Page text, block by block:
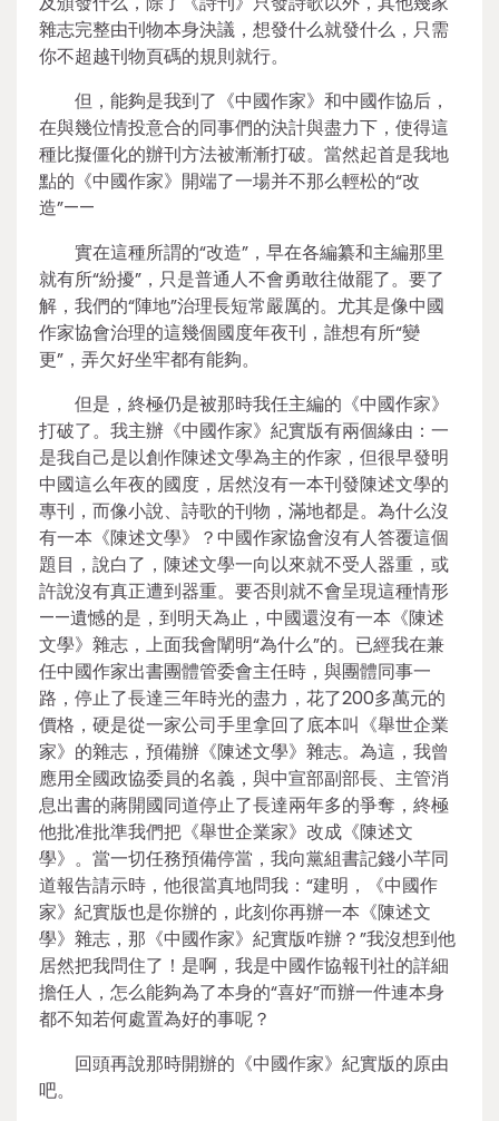
雜志完整由刊物本身決議，想發什么就發什么，只需
你不超越刊物頁碼的規則就行。
但，能夠是我到了《中國作家》和中國作協后，
在與幾位情投意合的同事們的決計與盡力下，使得這
種比擬僵化的辦刊方法被漸漸打破。當然起首是我地
點的《中國作家》開端了一場并不那么輕松的“改
造”——
實在這種所謂的“改造”，早在各編纂和主編那里
就有所“紛擾”，只是普通人不會勇敢往做罷了。要了
解，我們的“陣地”治理長短常嚴厲的。尤其是像中國
作家協會治理的這幾個國度年夜刊，誰想有所“變
更”，弄欠好坐牢都有能夠。
但是，終極仍是被那時我任主編的《中國作家》
打破了。我主辦《中國作家》紀實版有兩個緣由：一
是我自己是以創作陳述文學為主的作家，但很早發明
中國這么年夜的國度，居然沒有一本刊發陳述文學的
專刊，而像小說、詩歌的刊物，滿地都是。為什么沒
有一本《陳述文學》？中國作家協會沒有人答覆這個
題目，說白了，陳述文學一向以來就不受人器重，或
許說沒有真正遭到器重。要否則就不會呈現這種情形
——遺憾的是，到明天為止，中國還沒有一本《陳述
文學》雜志，上面我會闡明“為什么”的。已經我在兼
任中國作家出書團體管委會主任時，與團體同事一
路，停止了長達三年時光的盡力，花了200多萬元的
價格，硬是從一家公司手里拿回了底本叫《舉世企業
家》的雜志，預備辦《陳述文學》雜志。為這，我曾
應用全國政協委員的名義，與中宣部副部長、主管消
息出書的蔣開國同道停止了長達兩年多的爭奪，終極
他批准批準我們把《舉世企業家》改成《陳述文
學》。當一切任務預備停當，我向黨組書記錢小芊同
道報告請示時，他很當真地問我：“建明，《中國作
家》紀實版也是你辦的，此刻你再辦一本《陳述文
學》雜志，那《中國作家》紀實版咋辦？”我沒想到他
居然把我問住了！是啊，我是中國作協報刊社的詳細
擔任人，怎么能夠為了本身的“喜好”而辦一件連本身
都不知若何處置為好的事呢？
回頭再說那時開辦的《中國作家》紀實版的原由
吧。